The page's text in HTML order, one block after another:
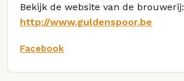
Bekijk de website van de brouwerij:
http://www.guldenspoor.be
Facebook